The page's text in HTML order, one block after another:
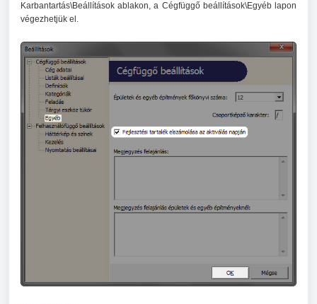
Karbantartás\Beállítások ablakon, a Cégfüggő beállítások\Egyéb lapon
végezhetjük el.